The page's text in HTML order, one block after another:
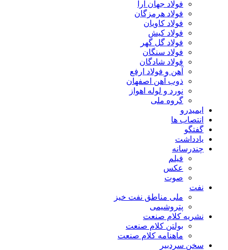
فولاد جهان آرا
فولاد هرمزگان
فولاد کاویان
فولاد کیش
فولاد گل گهر
فولاد سنگان
فولاد شادگان
آهن و فولاد ارفع
ذوب آهن اصفهان
نورد و لوله اهواز
گروه ملی
ایمیدرو
انتصاب ها
گفتگو
یادداشت
چندرسانه
فیلم
عکس
صوت
نفت
ملی مناطق نفت خیز
پتروشیمی
نشریه کلام صنعت
بولتن کلام صنعت
ماهنامه کلام صنعت
سخن سردبیر